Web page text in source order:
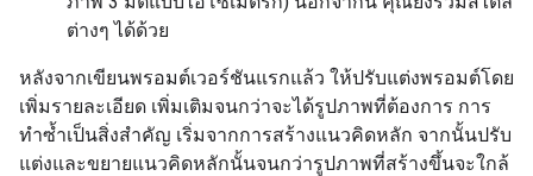
ต่างๆ ได้ด้วย
หลังจากเขียนพรอมต์เวอร์ชันแรกแล้ว ให้ปรับแต่งพรอมต์โดย
เพิ่มรายละเอียด เพิ่มเติมจนกว่าจะได้รูปภาพที่ต้องการ การ
ทำซ้ำเป็นสิ่งสำคัญ เริ่มจากการสร้างแนวคิดหลัก จากนั้นปรับ
แต่งและขยายแนวคิดหลักนั้นจนกว่ารูปภาพที่สร้างขึ้นจะใกล้